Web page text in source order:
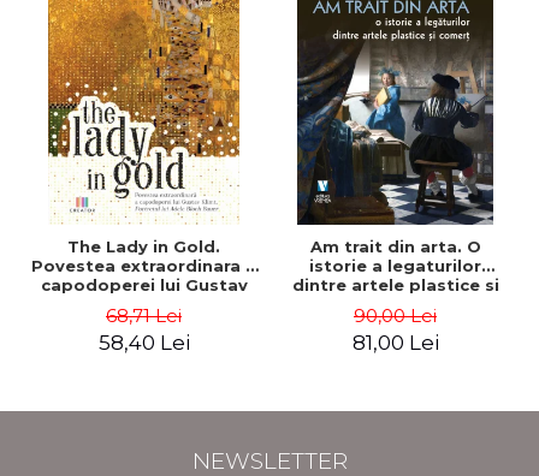
The Lady in Gold.
Povestea extraordinara a
capodoperei lui Gustav
Bloch-Bauer - Anne-Marie
O’Connor
68,71 Lei
58,40 Lei
Am trait din arta. O
istorie a legaturilor
dintre artele plastice si
90,00 Lei
81,00 Lei
NEWSLETTER